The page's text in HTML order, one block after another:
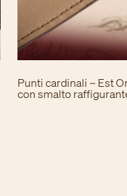
Punti cardinali – Est
con smalto